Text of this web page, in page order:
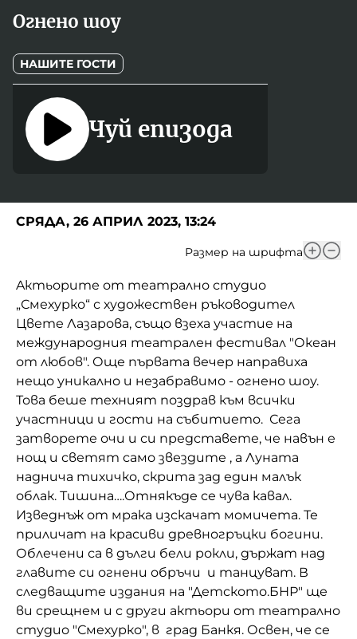
Фантазирай
Приказки
История на изкуството
Музикална кутийка
От соул до рокендрол
Яйцето на света
Златната ябълка
Непознатите думи
Като Айнщайн
Домашен любимец
Питаме Ви
До ре ми
Игри
Кои сме ние?
За вас, родители
БНР
БНР Новини
Архивен фонд на БНР
Огнено шоу
НАШИТЕ ГОСТИ
Чуй епизода
СРЯДА, 26 АПРИЛ 2023, 13:24
Размер на шрифта
Aктьорите от театрално студио
„Смехурко“ с художествен ръководител
Цвете Лазарова, също взеха участие на
международния театрален фестивал "Океан
от любов". Още първата вечер направиха
нещо уникално и незабравимо - огнено шоу.
Това беше техният поздрав към всички
участници и гости на събитието. Сега
затворете очи и си представете, че навън е
нощ и светят само звездите , а Луната
наднича тихичко, скрита зад един малък
облак. Тишина….Отнякъде се чува кавал.
Изведнъж от мрака изскачат момичета. Те
приличат на красиви древногръцки богини.
Облечени са в дълги бели рокли, държат над
главите си огнени обръчи и танцуват. В
следващите издания на "Детското.БНР" ще
ви срещнем и с други актьори от театрално
студио "Смехурко", в град Банкя. Освен, че се